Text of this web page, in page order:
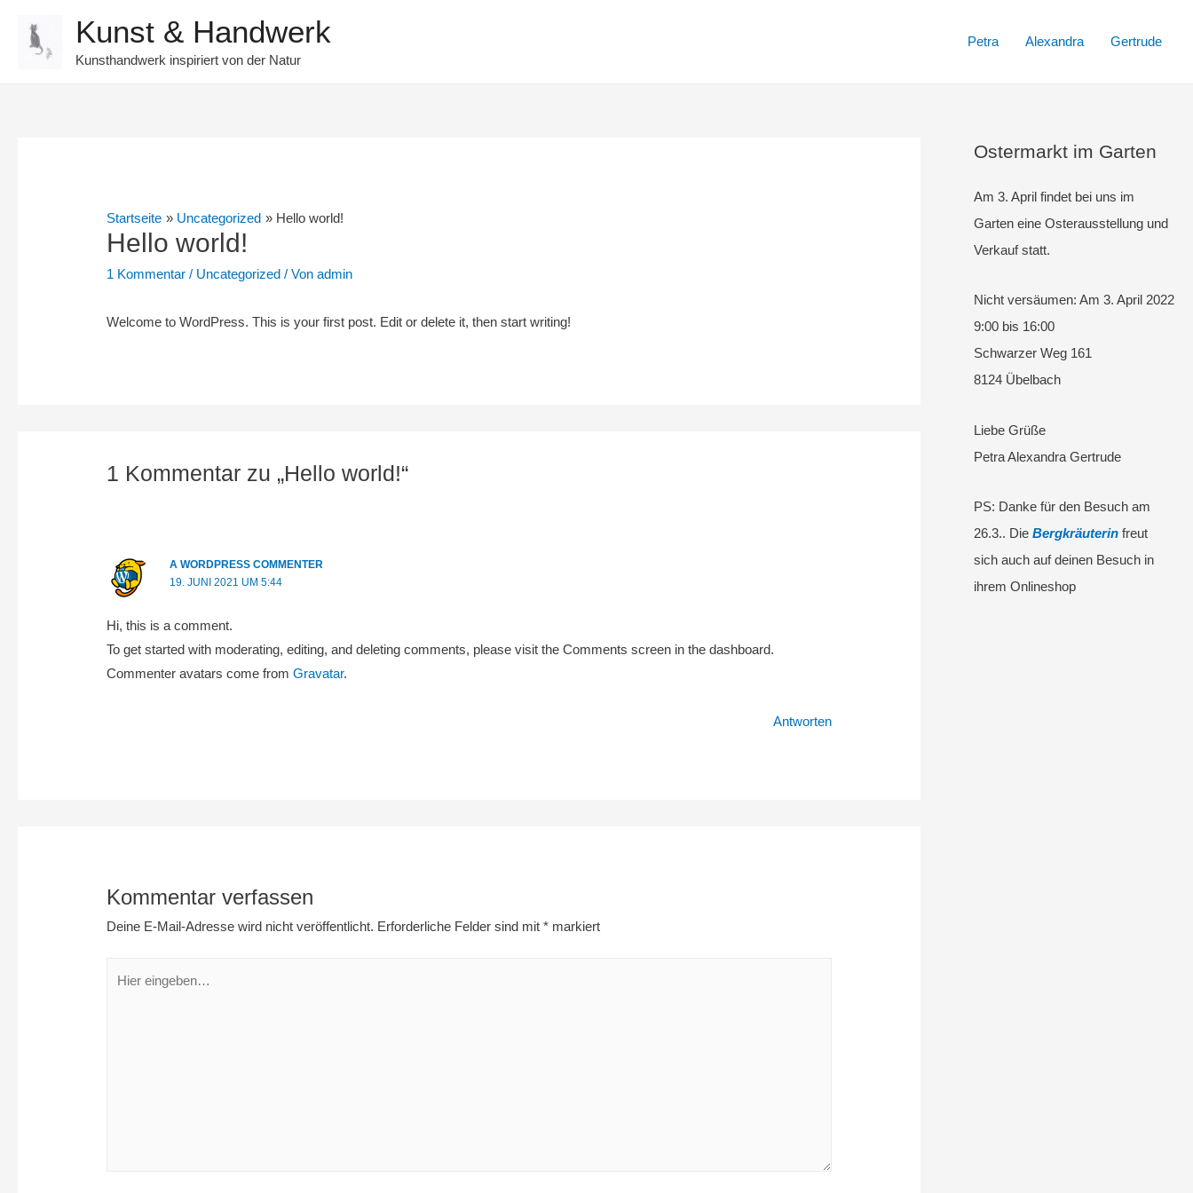
Kunst & Handwerk
Kunsthandwerk inspiriert von der Natur
Petra Alexandra Gertrude
Startseite Uncategorized Hello world!
Hello world!
1 Kommentar / Uncategorized / Vonadmin
Welcome to WordPress. This is your first post. Edit or delete it, then start writing!
1 Kommentar zu „Hello world!“
A WORDPRESS COMMENTER
19. JUNI 2021 UM 5:44
Hi, this is a comment.
To get started with moderating, editing, and deleting comments, please visit the Comments screen in the dashboard.
Commenter avatars come fromGravatar.
Antworten
Kommentar verfassen
Deine E-Mail-Adresse wird nicht veröffentlicht. Erforderliche Felder sind mit* markiert
eingeben…
Ostermarkt im Garten
Am 3. April findet bei uns im
Garten eine Osterausstellung und
Verkauf statt.
Nicht versäumen: Am 3. April 2022
9:00 bis 16:00
Schwarzer Weg 161
8124 Übelbach
Liebe Grüße
Petra Alexandra Gertrude
PS: Danke für den Besuch am
26.3.. Die Bergkräuterinfreut
sich auch auf deinen Besuch in
ihrem Onlineshop